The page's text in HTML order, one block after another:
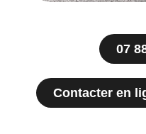
07
Contacter en